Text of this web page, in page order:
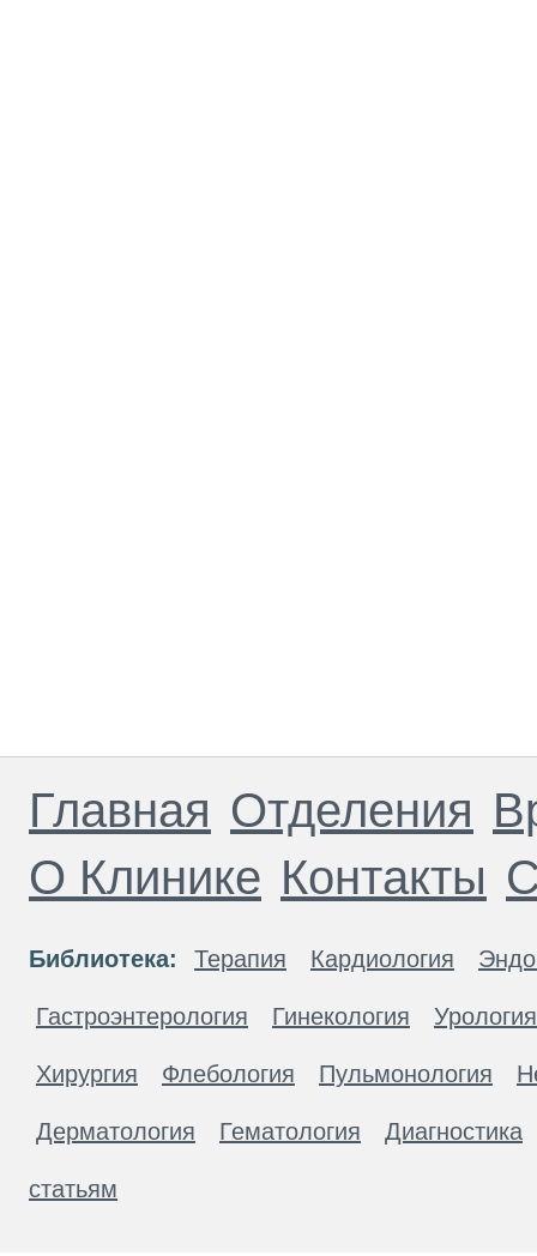
Главная Отделения
О Клинике Контакты
Библиотека: Терапия Кардиология
Гастроэнтерология Гинекология Урология
Хирургия Флебология Пульмонология
Дерматология Гематология Диагностика
статьям